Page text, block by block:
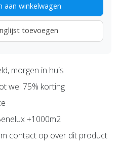
aan winkelwagen
toevoegen
morgen in huis
wel 75% korting
+1000m2
contact op over dit product